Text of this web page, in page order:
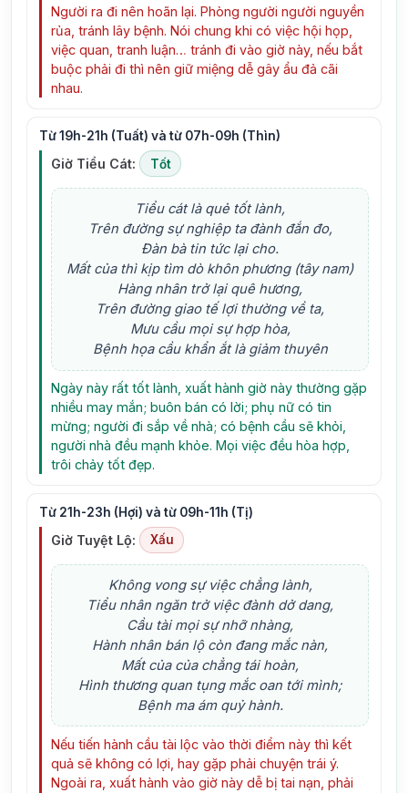
Người ra đi nên hoãn lại. Phòng người người nguyền
rủa, tránh lây bệnh. Nói chung khi có việc hội họp,
việc quan, tranh luận… tránh đi vào giờ này, nếu bắt
buộc phải đi thì nên giữ miệng dễ gây ẩu đả cãi
nhau.
Từ 19h-21h (Tuất) và từ 07h-09h (Thìn)
Giờ Tiểu Cát: Tốt
Tiểu cát là quẻ tốt lành,
Trên đường sự nghiệp ta đành đắn đo,
Đàn bà tin tức lại cho.
Mất của thì kịp tìm dò khôn phương (tây nam)
Hàng nhân trở lại quê hương,
Trên đường giao tế lợi thường về ta,
Mưu cầu mọi sự hợp hòa,
Bệnh họa cầu khẩn ắt là giảm thuyên
Ngày này rất tốt lành, xuất hành giờ này thường gặp
nhiều may mắn; buôn bán có lời; phụ nữ có tin
mừng; người đi sắp về nhà; có bệnh cầu sẽ khỏi,
người nhà đều mạnh khỏe. Mọi việc đều hòa hợp,
trôi chảy tốt đẹp.
Từ 21h-23h (Hợi) và từ 09h-11h (Tị)
Giờ Tuyệt Lộ: Xấu
Không vong sự việc chẳng lành,
Tiểu nhân ngăn trở việc đành dở dang,
Cầu tài mọi sự nhỡ nhàng,
Hành nhân bán lộ còn đang mắc nàn,
Mất của của chẳng tái hoàn,
Hình thương quan tụng mắc oan tới mình;
Bệnh ma ám quỷ hành.
Nếu tiến hành cầu tài lộc vào thời điểm này thì kết
quả sẽ không có lợi, hay gặp phải chuyện trái ý.
Ngoài ra, xuất hành vào giờ này dễ bị tai nạn, phải